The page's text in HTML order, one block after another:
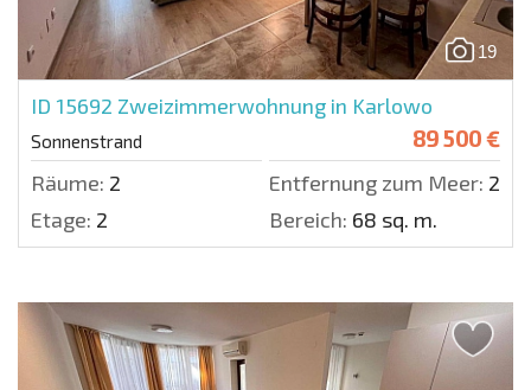
19
ID 15692 Zweizimmerwohnung in Karlowo
Sonnenstrand 89 500 €
Räume: 2 Entfernung zum Meer: 200
Etage: 2 Bereich: 68 sq. m.